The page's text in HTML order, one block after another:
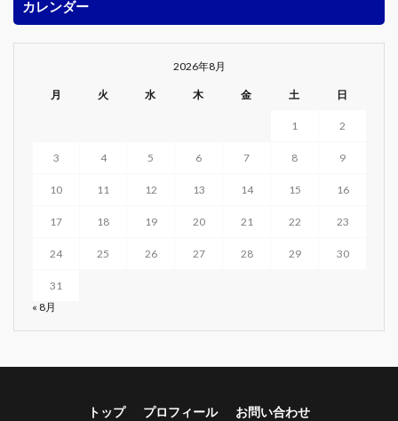
カレンダー
2026年8月
月 火 水 木 金 土 日
1 2
3 4 5 6 7 8 9
10 11 12 13 14 15 16
17 18 19 20 21 22 23
24 25 26 27 28 29 30
31
« 8月
トップ プロフィール お問い合わせ